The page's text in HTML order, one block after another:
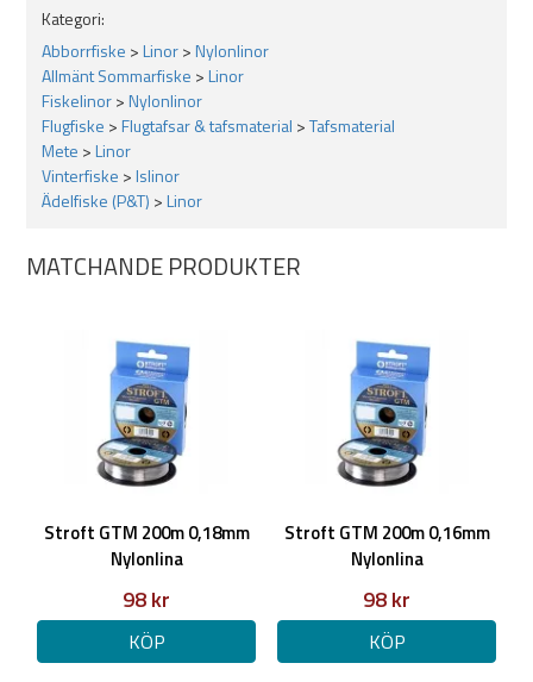
Kategori:
Abborrfiske >Linor>Nylonlinor
Allmänt Sommarfiske >Linor
Fiskelinor>Nylonlinor
Flugfiske >Flugtafsar & tafsmaterial >Tafsmaterial
Mete >Linor
Vinterfiske >Islinor
Ädelfiske (P&T) >Linor
MATCHANDE PRODUKTER
Stroft GTM 200m 0,18mm
Nylonlina
98 kr
KÖP
Stroft GTM 200m 0,16mm
Nylonlina
98 kr
KÖP